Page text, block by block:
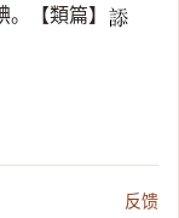
。【類篇】 𧨩
反馈